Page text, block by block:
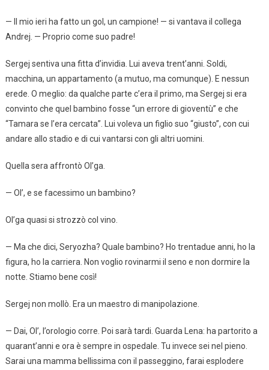
— Il mio ieri ha fatto un gol, un campione! — si vantava il collega
Andrej. — Proprio come suo padre!
Sergej sentiva una fitta d’invidia. Lui aveva trent’anni. Soldi,
macchina, un appartamento (a mutuo, ma comunque). E nessun
erede. O meglio: da qualche parte c’era il primo, ma Sergej si era
convinto che quel bambino fosse “un errore di gioventù” e che
“Tamara se l’era cercata”. Lui voleva un figlio suo “giusto”, con cui
andare allo stadio e di cui vantarsi con gli altri uomini.
Quella sera affrontò Ol’ga.
— Ol’, e se facessimo un bambino?
Ol’ga quasi si strozzò col vino.
— Ma che dici, Seryozha? Quale bambino? Ho trentadue anni, ho la
figura, ho la carriera. Non voglio rovinarmi il seno e non dormire la
notte. Stiamo bene così!
Sergej non mollò. Era un maestro di manipolazione.
— Dai, Ol’, l’orologio corre. Poi sarà tardi. Guarda Lena: ha partorito a
quarant’anni e ora è sempre in ospedale. Tu invece sei nel pieno.
Sarai una mamma bellissima con il passeggino, farai esplodere